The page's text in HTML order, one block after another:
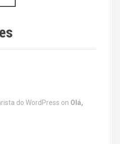
do WordPress on Olá,